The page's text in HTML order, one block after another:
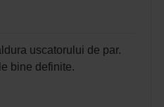
uscatorului de par.
bine definite.